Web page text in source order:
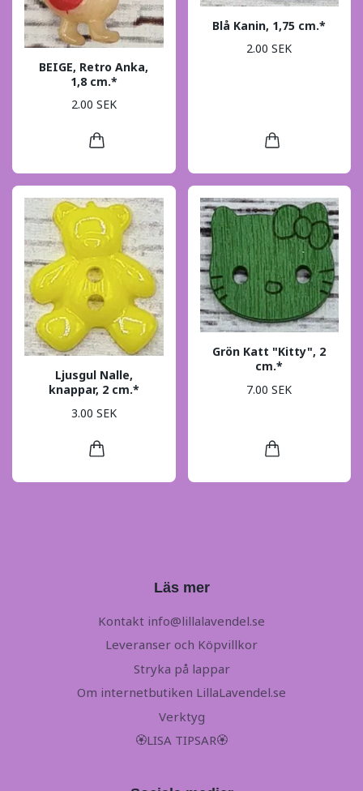
BEIGE, Retro Anka,
1,8 cm.*
2.00 SEK
Blå Kanin, 1,75 cm.*
2.00 SEK
Ljusgul Nalle,
knappar, 2 cm.*
3.00 SEK
Grön Katt "Kitty", 2
cm.*
7.00 SEK
Läs mer
Kontakt info@lillalavendel.se
Leveranser och Köpvillkor
Stryka på lappar
Om internetbutiken LillaLavendel.se
Verktyg
🏵LISA TIPSAR🏵